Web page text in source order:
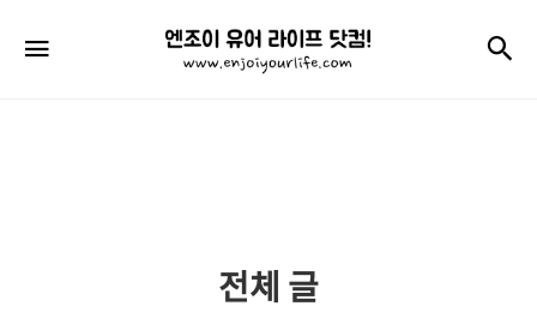
엔
조
이
전체 글